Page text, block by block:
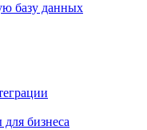
базу данных
бизнеса